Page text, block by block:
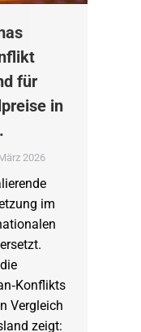
für
in
2026
im
Vergleich
zeigt: